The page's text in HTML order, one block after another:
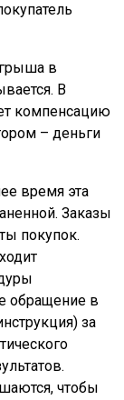
в
В
компенсацию
– деньги
время эта
Заказы
покупок.
обращение в
за
чтобы